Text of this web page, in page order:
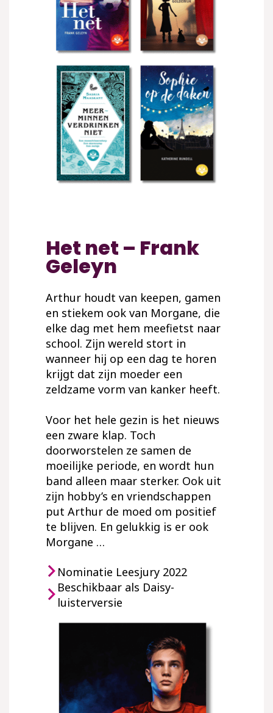
Het net – Frank
Geleyn
Arthur houdt van keepen, gamen
en stiekem ook van Morgane, die
elke dag met hem meefietst naar
school. Zijn wereld stort in
wanneer hij op een dag te horen
krijgt dat zijn moeder een
zeldzame vorm van kanker heeft.
Voor het hele gezin is het nieuws
een zware klap. Toch
doorworstelen ze samen de
moeilijke periode, en wordt hun
band alleen maar sterker. Ook uit
zijn hobby’s en vriendschappen
put Arthur de moed om positief
te blijven. En gelukkig is er ook
Morgane …
Nominatie Leesjury 2022
Beschikbaar als Daisy-
luisterversie